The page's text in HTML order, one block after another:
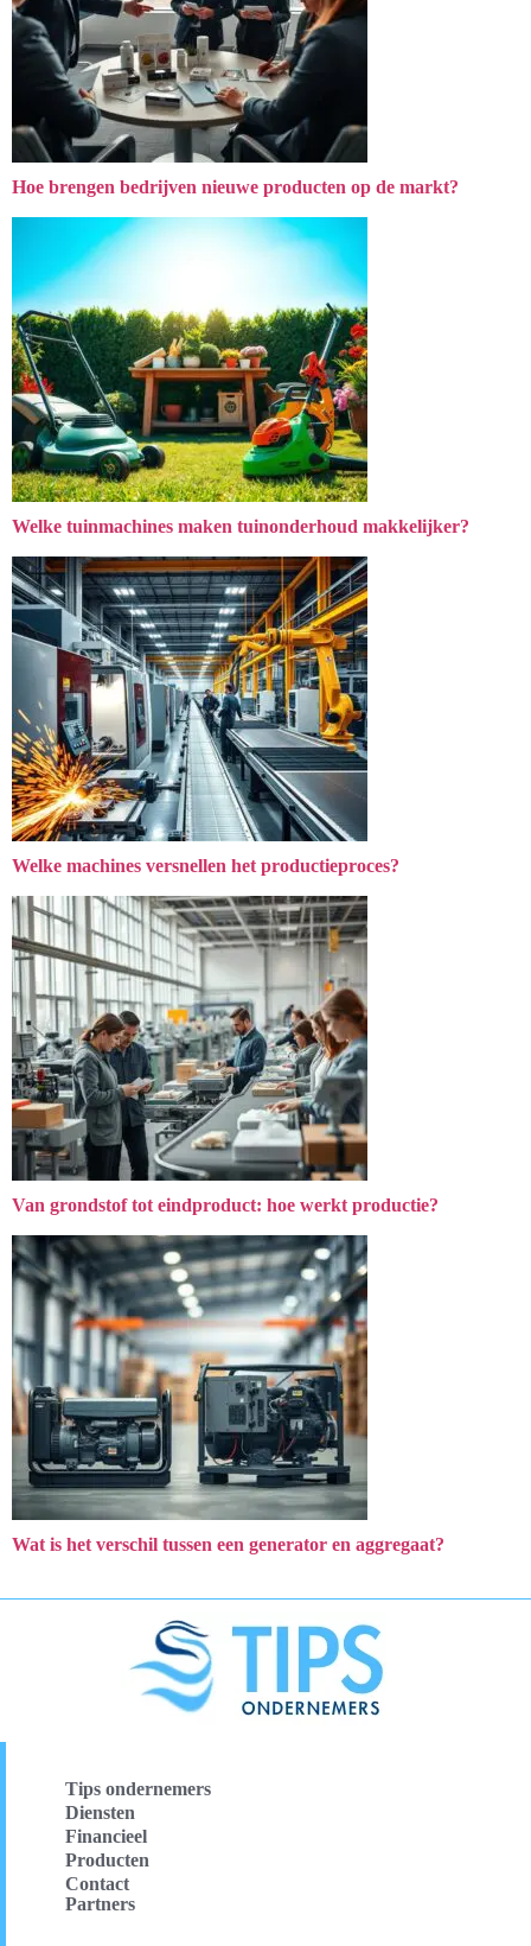
Hoe brengen bedrijven nieuwe producten op de markt?
Welke tuinmachines maken tuinonderhoud makkelijker?
Welke machines versnellen het productieproces?
Van grondstof tot eindproduct: hoe werkt productie?
Wat is het verschil tussen een generator en aggregaat?
Tips ondernemers
Diensten
Financieel
Producten
Contact
Partners